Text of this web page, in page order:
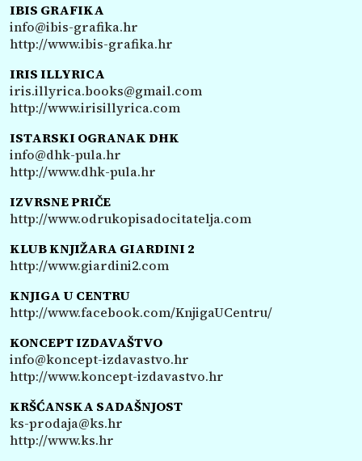
IBIS GRAFIKA
info@ibis-grafika.hr
http://www.ibis-grafika.hr
IRIS ILLYRICA
iris.illyrica.books@gmail.com
http://www.irisillyrica.com
ISTARSKI OGRANAK DHK
info@dhk-pula.hr
http://www.dhk-pula.hr
IZVRSNE PRIČE
http://www.odrukopisadocitatelja.com
KLUB KNJIŽARA GIARDINI 2
http://www.giardini2.com
KNJIGA U CENTRU
http://www.facebook.com/KnjigaUCentru/
KONCEPT IZDAVAŠTVO
info@koncept-izdavastvo.hr
http://www.koncept-izdavastvo.hr
KRŠĆANSKA SADAŠNJOST
ks-prodaja@ks.hr
http://www.ks.hr